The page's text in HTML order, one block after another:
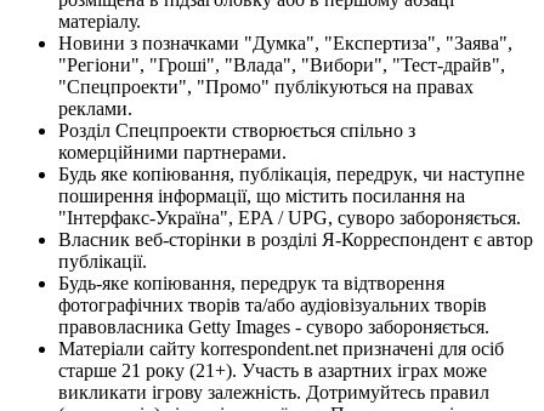
матеріалу.
Новини з позначками "Думка", "Експертиза", "Заява",
"Регіони", "Гроші", "Влада", "Вибори", "Тест-драйв",
"Спецпроекти", "Промо" публікуються на правах
реклами.
Розділ Спецпроекти створюється спільно з
комерційними партнерами.
Будь яке копіювання, публікація, передрук, чи наступне
поширення інформації, що містить посилання на
"Інтерфакс-Україна", EPA / UPG, суворо забороняється.
Власник веб-сторінки в розділі Я-Корреспондент є автор
публікації.
Будь-яке копіювання, передрук та відтворення
фотографічних творів та/або аудіовізуальних творів
правовласника Getty Images - суворо забороняється.
Матеріали сайту korrespondent.net призначені для осіб
старше 21 року (21+). Участь в азартних іграх може
викликати ігрову залежність. Дотримуйтесь правил